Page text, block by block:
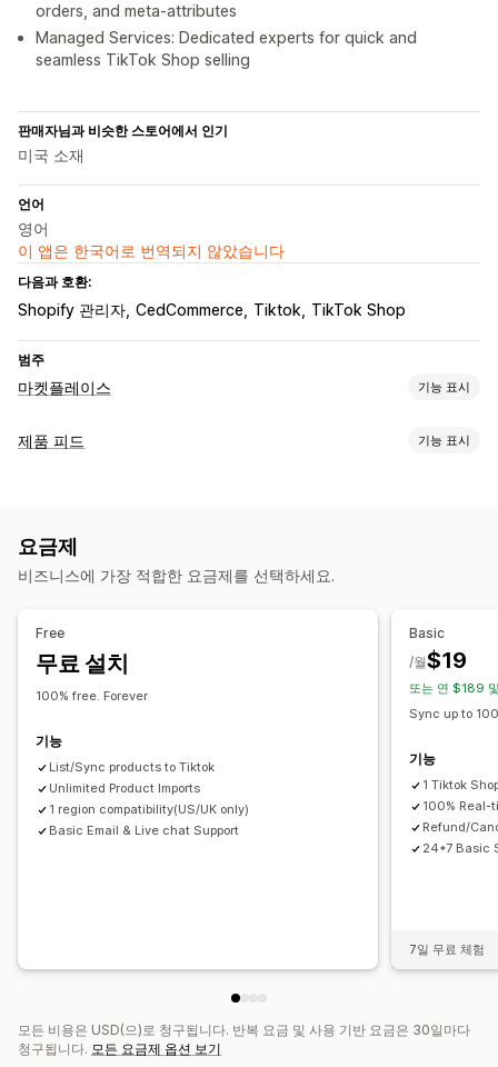
orders, and meta-attributes
Managed Services: Dedicated experts for quick and
seamless TikTok Shop selling
판매자님과 비슷한 스토어에서 인기
미국 소재
언어
영어
이 앱은 한국어로 번역되지 않았습니다
다음과 호환:
Shopify 관리자 CedCommerce Tiktok TikTok Shop
범주
마켓플레이스 기능 표시
목록 관리
주문 관리
다중-위치 주문 처리 대량 주문 주문 동기화
제품 피드 기능 표시
피드 관리
요금제
비즈니스에 가장 적합한 요금제를 선택하세요.
Free
무료 설치
100% free. Forever
기능
List/Sync products to Tiktok
Unlimited Product Imports
1 region compatibility(US/UK only)
Basic Email & Live chat Support
Basic
$19
/월
또는 연 $189
Sync up to
기능
1 Tiktok
100% Real-
Refund/
24*7 Basic
7일 무료 체험
모든 비용은 USD(으)로 청구됩니다. 반복 요금 및 사용 기반 요금은 30일마다
청구됩니다. 모든 요금제 옵션 보기